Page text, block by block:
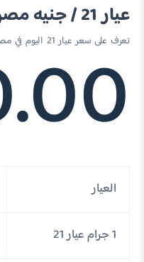
عيار 21 / جنيه مصري
تعرف على سعر عيار 21 اليوم في مصر
العيار
1 جرام عيار 21